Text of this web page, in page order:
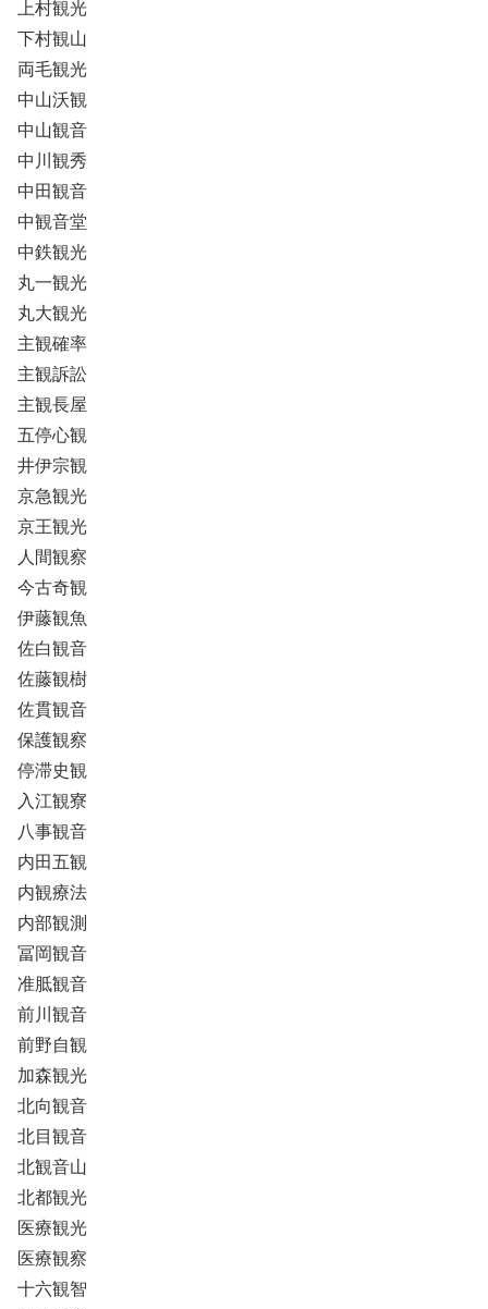
上村観光
下村観山
両毛観光
中山沃観
中山観音
中川観秀
中田観音
中観音堂
中鉄観光
丸一観光
丸大観光
主観確率
主観訴訟
主観長屋
五停心観
井伊宗観
京急観光
京王観光
人間観察
今古奇観
伊藤観魚
佐白観音
佐藤観樹
佐貫観音
保護観察
停滞史観
入江観寮
八事観音
内田五観
内観療法
内部観測
冨岡観音
准胝観音
前川観音
前野自観
加森観光
北向観音
北目観音
北観音山
北都観光
医療観光
医療観察
十六観智